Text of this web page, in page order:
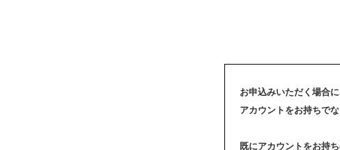
お申込みいただく場合
アカウントをお持ちで
既にアカウントをお持